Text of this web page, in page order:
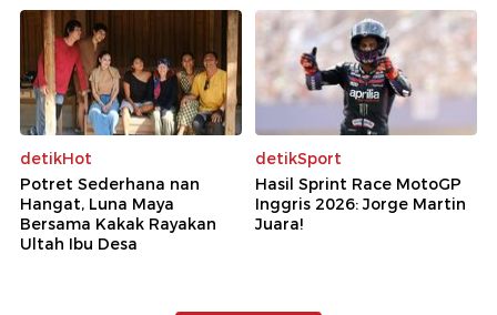
detikHot
Potret Sederhana nan
Hangat, Luna Maya
Bersama Kakak Rayakan
Ultah Ibu Desa
detikSport
Hasil Sprint Race MotoGP
Inggris 2026: Jorge Martin
Juara!